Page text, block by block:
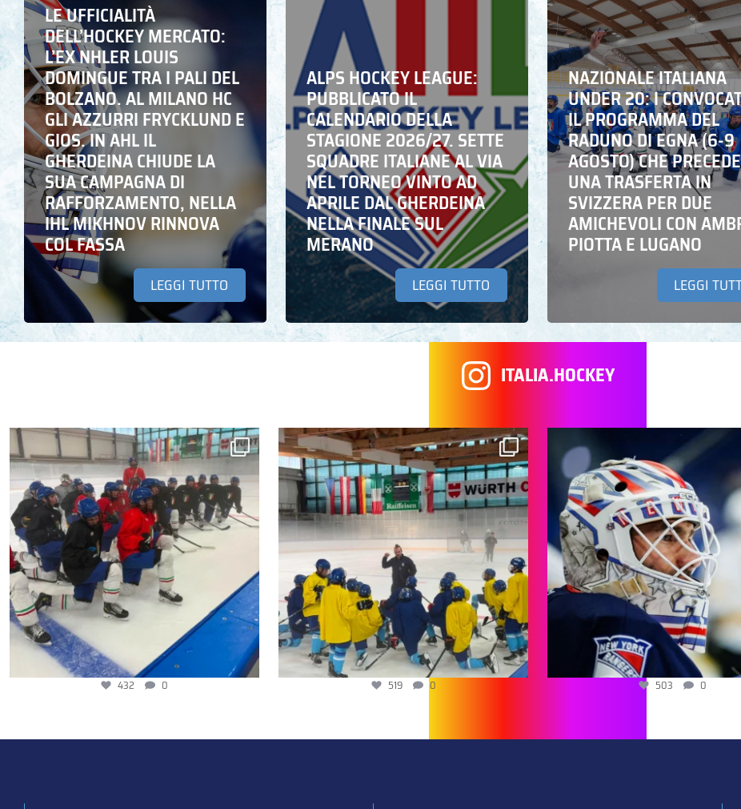
LE UFFICIALITÀ
DELL’HOCKEY MERCATO:
L’EX NHLER LOUIS
DOMINGUE TRA I PALI DEL
BOLZANO. AL MILANO HC
GLI AZZURRI FRYCKLUND E
GIOS. IN AHL IL
GHERDEINA CHIUDE LA
SUA CAMPAGNA DI
RAFFORZAMENTO, NELLA
IHL MIKHNOV RINNOVA
COL FASSA
LEGGI TUTTO
ALPS HOCKEY LEAGUE:
PUBBLICATO IL
CALENDARIO DELLA
STAGIONE 2026/27. SETTE
SQUADRE ITALIANE AL VIA
NEL TORNEO VINTO AD
APRILE DAL GHERDEINA
NELLA FINALE SUL
MERANO
LEGGI TUTTO
NAZIONALE ITALIANA
UNDER 20: I
IL PROGRAMMA DEL
RADUNO DI EGNA (6-9
AGOSTO) CHE
UNA TRASFERTA IN
SVIZZERA PER DUE
AMICHEVOLI CON
PIOTTA E LUGANO
LEGGI
ITALIA.HOCKEY
432 0 519 0 503 0